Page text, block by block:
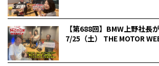
【第688回】BMW上野社長
7/25（土） THE MOTOR